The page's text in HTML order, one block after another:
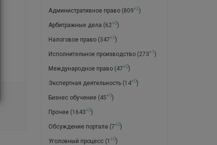
Административное право(809+2)
Арбитражные дела (62+0)
Налоговое право(347+0)
Исполнительное производство(273+1 )
Международное право(47+0)
Экспертная деятельность(14+0)
Бизнес обучение(45+0)
Прочее(1643+0)
Обсуждение портала (7+0)
Уголовный процесс (1 +0)